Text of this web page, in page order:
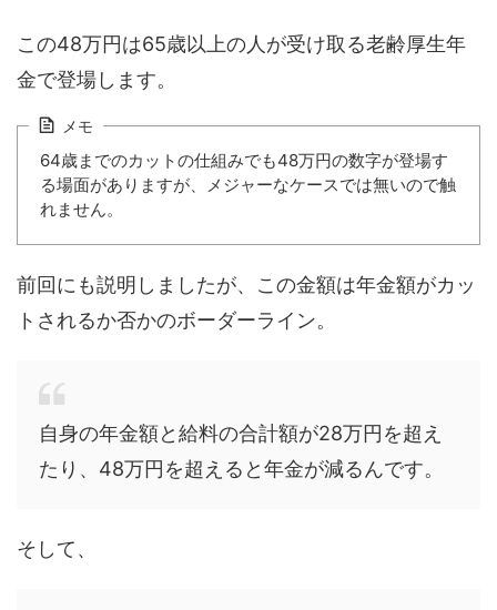
この48万円は65歳以上の人が受け取る老齢厚生年
金で登場します。
メモ
64歳までのカットの仕組みでも48万円の数字が登場す
る場面がありますが、メジャーなケースでは無いので触
れません。
前回にも説明しましたが、この金額は年金額がカッ
トされるか否かのボーダーライン。
自身の年金額と給料の合計額が28万円を超え
たり、48万円を超えると年金が減るんです。
そして、